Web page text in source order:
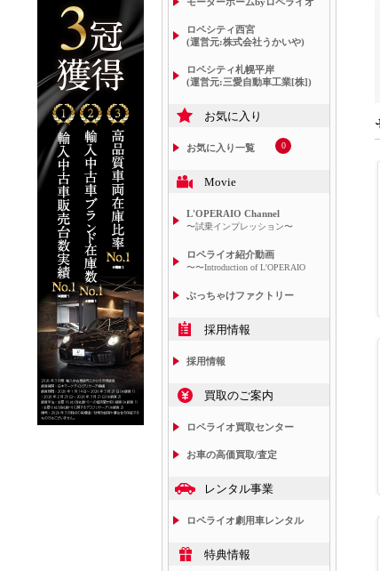
ロペシティ西宮
(運営元:株式会社うかいや)
ロペシティ札幌平岸
(運営元:三愛自動車工業[株])
お気に入り
お気に入り一覧 0
Movie
L'OPERAIO Channel
〜試乗インプレッション〜
ロペライオ紹介動画
〜〜Introduction of L'OPERAIO
ぶっちゃけファクトリー
採用情報
採用情報
買取のご案内
ロペライオ買取センター
お車の高価買取/査定
レンタル事業
ロペライオ劇用車レンタル
特典情報